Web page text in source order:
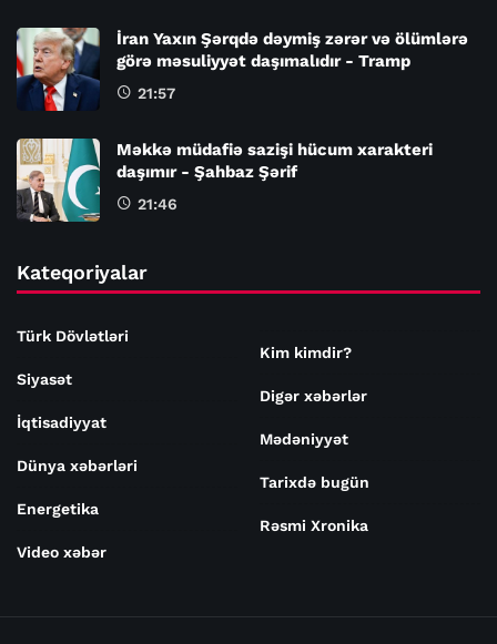
İran Yaxın Şərqdə dəymiş zərər və ölümlərə
görə məsuliyyət daşımalıdır - Tramp
21:57
Məkkə müdafiə sazişi hücum xarakteri
daşımır - Şahbaz Şərif
21:46
Kateqoriyalar
Türk Dövlətləri
Siyasət
İqtisadiyyat
Dünya xəbərləri
Energetika
Video xəbər
Kim kimdir?
Digər xəbərlər
Mədəniyyət
Tarixdə bugün
Rəsmi Xronika